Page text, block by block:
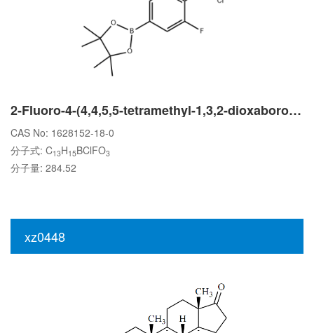
2-Fluoro-4-(4,4,5,5-tetramethyl-1,3,2-dioxaborolan-2-yl)benzoyl chloride
CAS No: 1628152-18-0
分子式: C13H15BClFO3
分子量: 284.52
xz0448